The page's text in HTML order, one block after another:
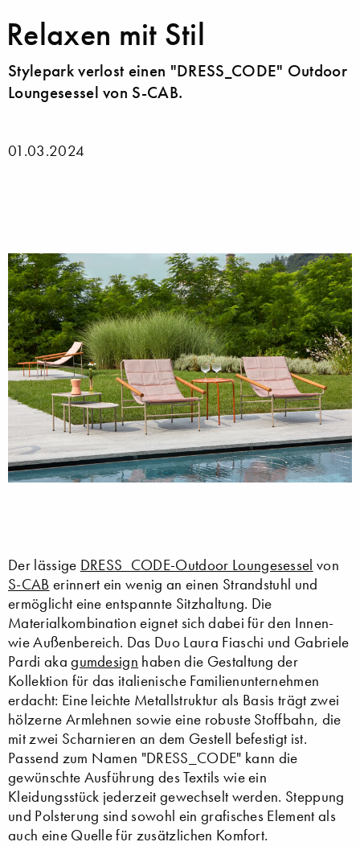
Relaxen mit Stil
Stylepark verlost einen "DRESS_CODE" Outdoor
Loungesessel von S-CAB.
01.03.2024
Der lässige DRESS_CODE-Outdoor Loungesessel von
S-CAB erinnert ein wenig an einen Strandstuhl und
ermöglicht eine entspannte Sitzhaltung. Die
Materialkombination eignet sich dabei für den Innen-
wie Außenbereich. Das Duo Laura Fiaschi und Gabriele
Pardi akagumdesign haben die Gestaltung der
Kollektion für das italienische Familienunternehmen
erdacht: Eine leichte Metallstruktur als Basis trägt zwei
hölzerne Armlehnen sowie eine robuste Stoffbahn, die
mit zwei Scharnieren an dem Gestell befestigt ist.
Passend zum Namen "DRESS_CODE" kann die
gewünschte Ausführung des Textils wie ein
Kleidungsstück jederzeit gewechselt werden. Steppung
und Polsterung sind sowohl ein grafisches Element als
auch eine Quelle für zusätzlichen Komfort.